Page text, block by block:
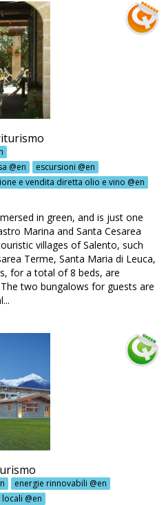
@en
@en
@en
@en
escursioni @en
e vendita diretta olio e vino @en
in green, and is just one
Marina and Santa Cesarea
villages of Salento, such
Terme, Santa Maria di Leuca,
for a total of 8 beds, are
two bungalows for guests are
energie rinnovabili @en
@en